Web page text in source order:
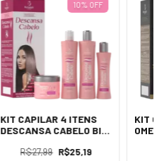
10% OFF
KIT CAPILAR 4 ITENS
DESCANSA CABELO BIO
R$27,99 R$25,19
KIT